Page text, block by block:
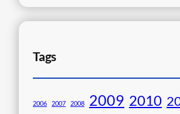
Tags
2006 2007 2008 2009 2010